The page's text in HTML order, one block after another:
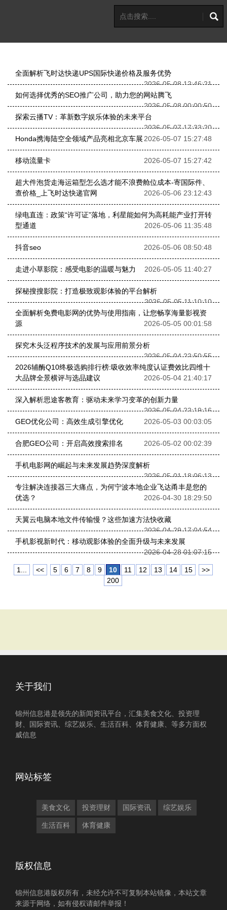
全面解析飞时达快递UPS国际快递价格及服务优势
2026-05-08 12:46:21
如何选择优秀的SEO推广公司，助力您的网站腾飞
2026-05-08 00:00:50
探索云播TV：革新数字娱乐体验的未来平台
2026-05-07 17:33:20
Honda携海陆空全领域产品亮相北京车展 2026-05-07 15:27:48
移动流量卡 2026-05-07 15:27:42
超大件泡货走海运箱型怎么选才能不浪费舱位成本-寄国际件、
查价格_上飞时达快递官网
2026-05-06 23:12:43
绿电直连：政策“许可证”落地，利星能如何为高耗能产业打开转
型通道
2026-05-06 11:35:48
抖音seo 2026-05-06 08:50:48
走进小草影院：感受电影的温暖与魅力 2026-05-05 11:40:27
探秘搜搜影院：打造极致观影体验的平台解析
2026-05-05 11:10:10
全面解析免费电影网的优势与使用指南，让您畅享海量影视资
源
2026-05-05 00:01:58
探究木头泛程序技术的发展与应用前景分析
2026-05-04 22:50:55
2026辅酶Q10终极选购排行榜:吸收效率纯度认证费效比四维十
大品牌全景横评与选品建议
2026-05-04 21:40:17
深入解析思途客教育：驱动未来学习变革的创新力量
2026-05-04 22:19:16
GEO优化公司：高效生成引擎优化
2026-05-03 00:03:05
合肥GEO公司：开启高效搜索排名 2026-05-02 00:02:39
手机电影网的崛起与未来发展趋势深度解析
2026-05-01 18:06:13
专注解决连接器三大痛点，为何宁波本地企业飞达甬丰是您的
优选？
2026-04-30 18:29:50
天翼云电脑本地文件传输慢？这些加速方法快收藏
2026-04-29 17:04:54
手机影视新时代：移动观影体验的全面升级与未来发展
2026-04-28 01:07:15
1... << 5 6 7 8 9 10 11 12 13 14 15
>>
200
关于我们
锦州信息港是领先的新闻资讯平台，汇集美食文化、投资理
财、国际资讯、综艺娱乐、生活百科、体育健康、等多方面权
威信息
网站标签
美食文化 投资理财 国际资讯 综艺娱乐
生活百科 体育健康
版权信息
锦州信息港版权所有，未经允许不可复制本站镜像，本站文章
来源于网络，如有侵权请邮件举报！